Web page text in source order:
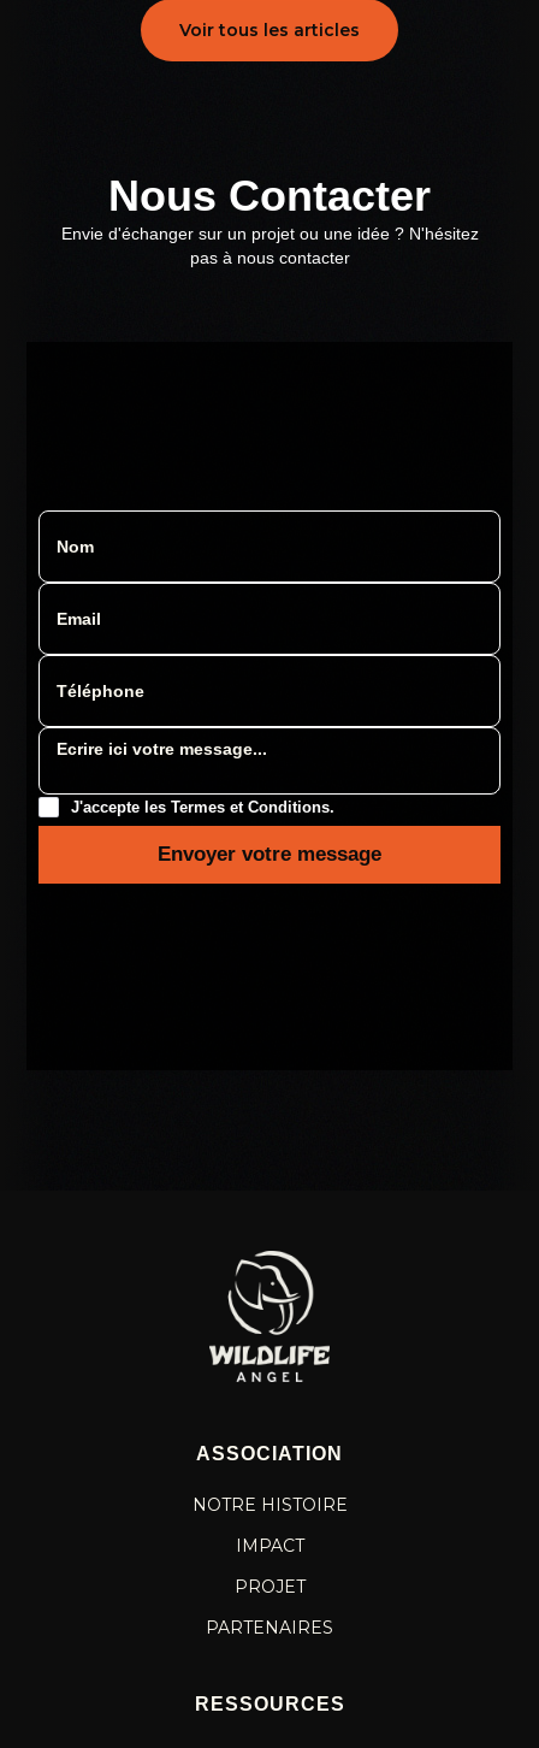
Voir tous les articles
Nous Contacter
Envie d'échanger sur un projet ou une idée ? N'hésitez
pas à nous contacter
J'accepte les Termes et Conditions.
ASSOCIATION
NOTRE HISTOIRE
IMPACT
PROJET
PARTENAIRES
RESSOURCES